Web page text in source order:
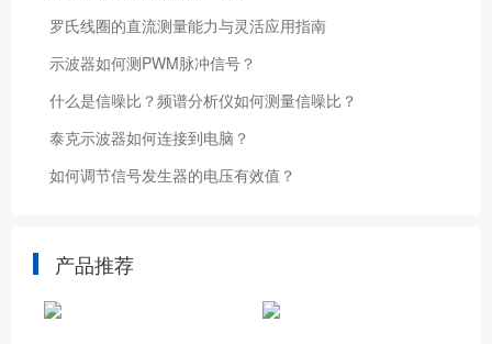
罗氏线圈的直流测量能力与灵活应用指南
示波器如何测PWM脉冲信号？
什么是信噪比？频谱分析仪如何测量信噪比？
泰克示波器如何连接到电脑？
如何调节信号发生器的电压有效值？
产品推荐